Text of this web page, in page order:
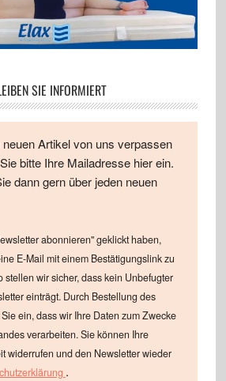
SIE INFORMIERT
Artikel von uns verpassen
bitte Ihre Mailadresse hier ein.
dann gern über jeden neuen
abonnieren" geklickt haben,
E-Mail mit einem Bestätigungslink zu
stellen wir sicher, dass kein Unbefugter
einträgt. Durch Bestellung des
ein, dass wir Ihre Daten zum Zwecke
verarbeiten. Sie können Ihre
widerrufen und den Newsletter wieder
.